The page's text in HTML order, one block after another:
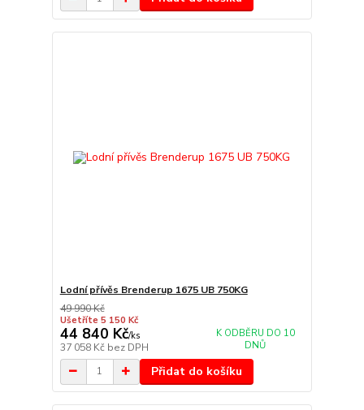
Lodní přívěs Brenderup 1675 UB 750KG
49 990 Kč
Ušetříte 5 150 Kč
44 840 Kč/ks
37 058 Kč bez DPH
K ODBĚRU DO 10
DNŮ
Přidat do košíku